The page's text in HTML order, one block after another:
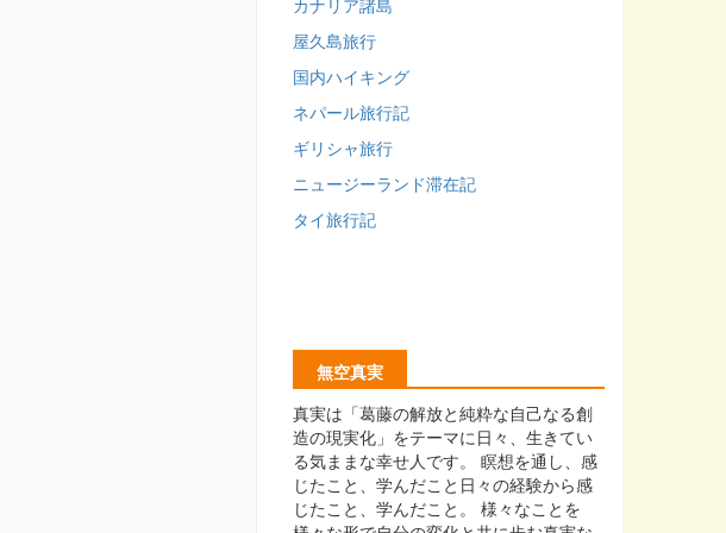
カナリア諸島
屋久島旅行
国内ハイキング
ネパール旅行記
ギリシャ旅行
ニュージーランド滞在記
タイ旅行記
無空真実
真実は「葛藤の解放と純粋な自己なる創
造の現実化」をテーマに日々、生きてい
る気ままな幸せ人です。 瞑想を通し、感
じたこと、学んだこと日々の経験から感
じたこと、学んだこと。 様々なことを